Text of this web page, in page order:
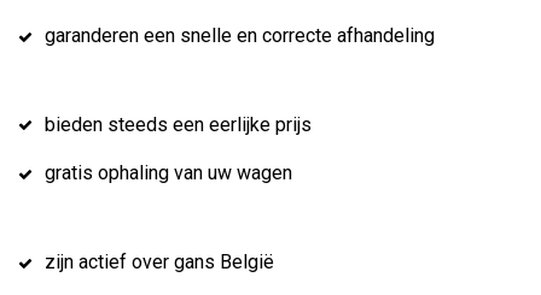
garanderen een snelle en correcte afhandeling
bieden steeds een eerlijke prijs
gratis ophaling van uw wagen
zijn actief over gans België